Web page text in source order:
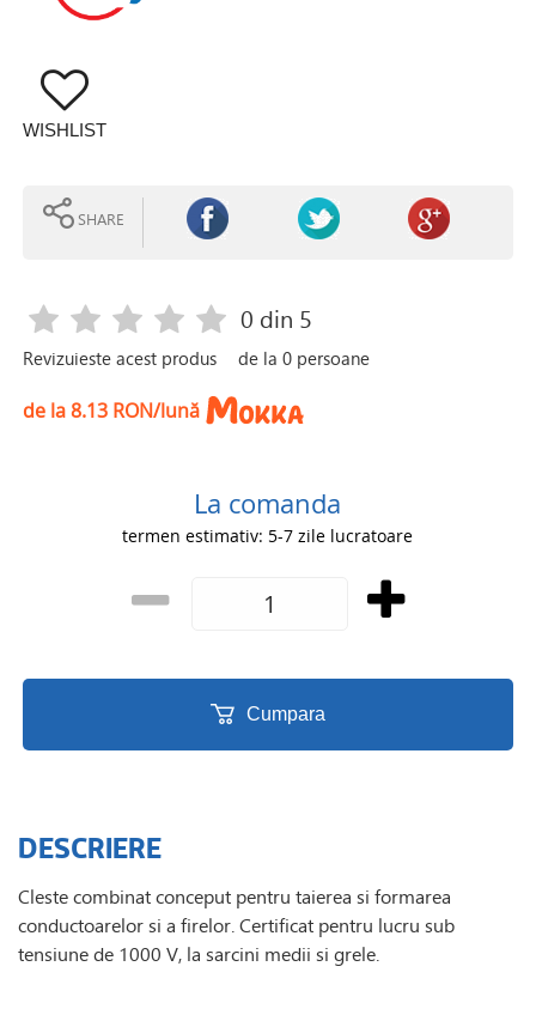
WISHLIST
SHARE
Revizuieste acest produs
0 din 5
de la0 persoane
de la 8.13 RON/lună
La comanda
termen estimativ: 5-7 zile lucratoare
Cumpara
DESCRIERE
Cleste combinat conceput pentru taierea si formarea
conductoarelor si a firelor. Certificat pentru lucru sub
tensiune de 1000 V, la sarcini medii si grele.